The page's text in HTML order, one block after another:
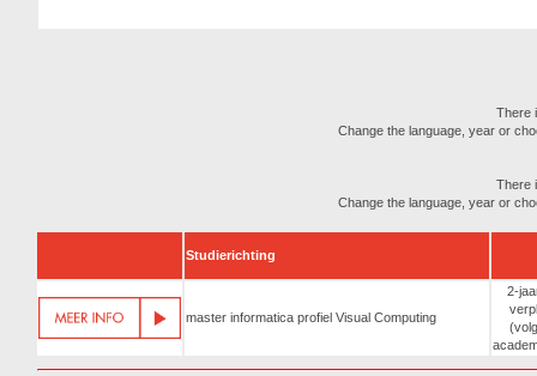
There
Change the language, year or
There
Change the language, year or
Studierichting
master informatica profiel Visual Computing
2-